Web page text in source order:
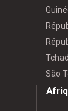
Tchad
São